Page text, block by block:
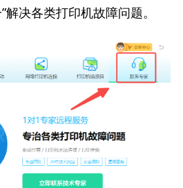
解决各类打印机故障问题。